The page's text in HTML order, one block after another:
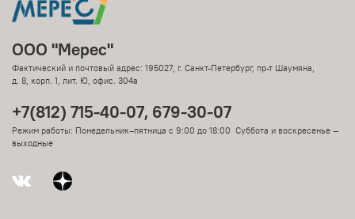
ООО "Мерес"
Фактический и почтовый адрес: 195027, г. Санкт-Петербург, пр-т Шаумяна,
д. 8, корп. 1, лит. Ю, офис. 304а
+7(812) 715-40-07, 679-30-07
Режим работы: Понедельник–пятница с 9:00 до 18:00 Суббота и воскресенье —
выходные